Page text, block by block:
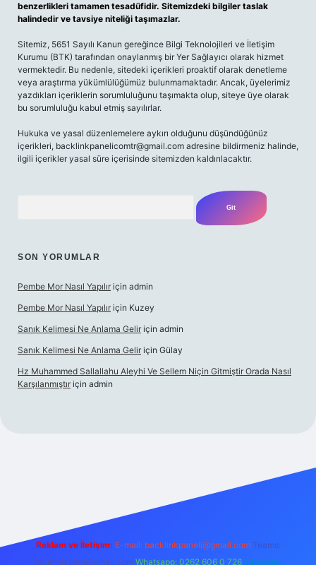
benzerlikleri tamamen tesadüfidir. Sitemizdeki bilgiler taslak
halindedir ve tavsiye niteliği taşımazlar.
Sitemiz, 5651 Sayılı Kanun gereğince Bilgi Teknolojileri ve İletişim
Kurumu (BTK) tarafından onaylanmış bir Yer Sağlayıcı olarak hizmet
vermektedir. Bu nedenle, sitedeki içerikleri proaktif olarak denetleme
veya araştırma yükümlülüğümüz bulunmamaktadır. Ancak, üyelerimiz
yazdıkları içeriklerin sorumluluğunu taşımakta olup, siteye üye olarak
bu sorumluluğu kabul etmiş sayılırlar.
Hukuka ve yasal düzenlemelere aykırı olduğunu düşündüğünüz
içerikleri, backlinkpanelicomtr@gmail.com adresine bildirmeniz halinde,
ilgili içerikler yasal süre içerisinde sitemizden kaldırılacaktır.
SON YORUMLAR
Pembe Mor Nasıl Yapılır için admin
Pembe Mor Nasıl Yapılır için Kuzey
Sanık Kelimesi Ne Anlama Gelir için admin
Sanık Kelimesi Ne Anlama Gelir için Gülay
Hz Muhammed Sallallahu Aleyhi Ve Sellem Niçin Gitmiştir Orada Nasıl
Karşılanmıştır için admin
Reklam ve İletişim: E-mail: backlinkpaneli@gmail.com Teams:
forumhizmeti@gmail.com Whatsapp: 0262 606 0 726 Telegram: